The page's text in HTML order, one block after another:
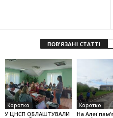
ПОВ'ЯЗАНІ СТАТТІ
Коротко
У ЦНСП ОБЛАШТУВАЛИ
Коротко
На Алеї